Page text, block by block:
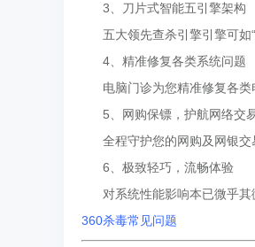
3、刀片式智能五引擎架构
五大领先查杀引擎引擎可如“
4、精准修复各类系统问题
电脑门诊为您精准修复各类
5、网购保镖，护航网络交
全程守护您的网购及网银交
6、极致轻巧，流畅体验
对系统性能影响本已微乎其
360杀毒常见问题